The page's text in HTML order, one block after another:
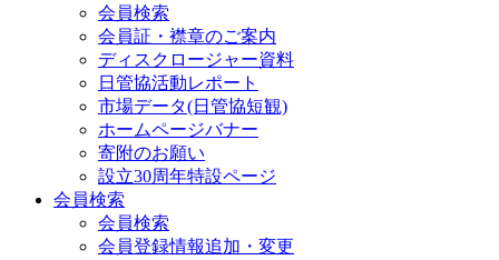
会員検索
会員証・襟章のご案内
ディスクロージャー資料
日管協活動レポート
市場データ(日管協短観)
ホームページバナー
寄附のお願い
設立30周年特設ページ
会員検索
会員検索
会員登録情報追加・変更